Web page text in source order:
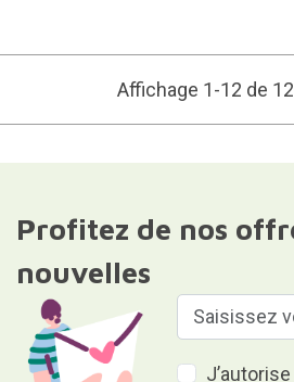
Affichage 1-12 de
Profitez de nos
nouvelles